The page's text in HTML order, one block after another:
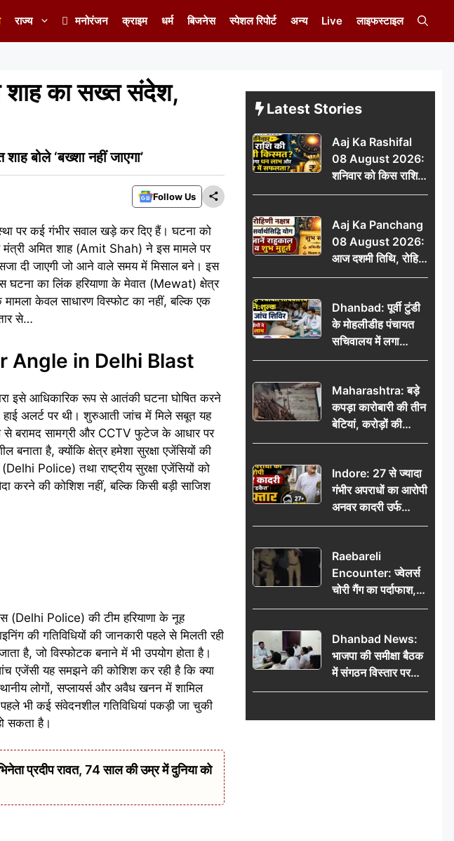
राज्य मनोरंजन क्राइम धर्म बिजनेस स्पेशल रिपोर्ट अन्य Live लाइफस्टाइल
का सख्त संदेश,
बोले ‘बख्शा नहीं जाएगा’
Follow Us
पर कई गंभीर सवाल खड़े कर दिए हैं। घटना को
अमित शाह (Amit Shah) ने इस मामले पर
दी जाएगी जो आने वाले समय में मिसाल बने। इस
का लिंक हरियाणा के मेवात (Mewat) क्षेत्र
केवल साधारण विस्फोट का नहीं, बल्कि एक
से…
Angle in Delhi Blast
इसे आधिकारिक रूप से आतंकी घटना घोषित करने
हाई अलर्ट पर थी। शुरुआती जांच में मिले सबूत यह
बरामद सामग्री और CCTV फुटेज के आधार पर
है, क्योंकि क्षेत्र हमेशा सुरक्षा एजेंसियों की
Police) तथा राष्ट्रीय सुरक्षा एजेंसियों को
करने की कोशिश नहीं, बल्कि किसी बड़ी साजिश
(Delhi Police) की टीम हरियाणा के नूह
की गतिविधियों की जानकारी पहले से मिलती रही
है, जो विस्फोटक बनाने में भी उपयोग होता है।
एजेंसी यह समझने की कोशिश कर रही है कि क्या
लोगों, सप्लायर्स और अवैध खनन में शामिल
भी कई संवेदनशील गतिविधियां पकड़ी जा चुकी
सकता है।
प्रदीप रावत, 74 साल की उम्र में दुनिया को
Latest Stories
Aaj Ka Rashifal
08 August 2026:
शनिवार को किस राशि
की चमकेगी किस्मत,
और करियर में सफलता?
Aaj Ka Panchang
08 August 2026:
आज दशमी तिथि, रोहिणी
नक्षत्र और सर्वार्थसिद्धि
शुभ मुहूर्त
Dhanbad: पूर्वी टुंडी
के मोहलीडीह पंचायत
सचिवालय में लगा
निःशुल्क स्वास्थ्य जांच
उठाया लाभ
Maharashtra: बड़े
कपड़ा कारोबारी की तीन
बेटियां, करोड़ों की
कमाई… फिर भी पिता
अंतिम दिन, 5100 रुपये
भेजकर कहा– अंतिम
संस्कार कर दीजिए हम
नहीं आ पाएंगे
Indore: 27 से ज्यादा
गंभीर अपराधों का आरोपी
अनवर कादरी उर्फ
‘डकैत’ गिरफ्तार, इंदौर
Raebareli
Encounter: ज्वेलर्स
चोरी गैंग का पर्दाफाश,
पुलिस मुठभेड़ में दो
किलो चांदी बरामद
Dhanbad News:
भाजपा की समीक्षा बैठक
में संगठन विस्तार पर
मंथन, बीडीओ से
जनसमस्याओं का विवरण